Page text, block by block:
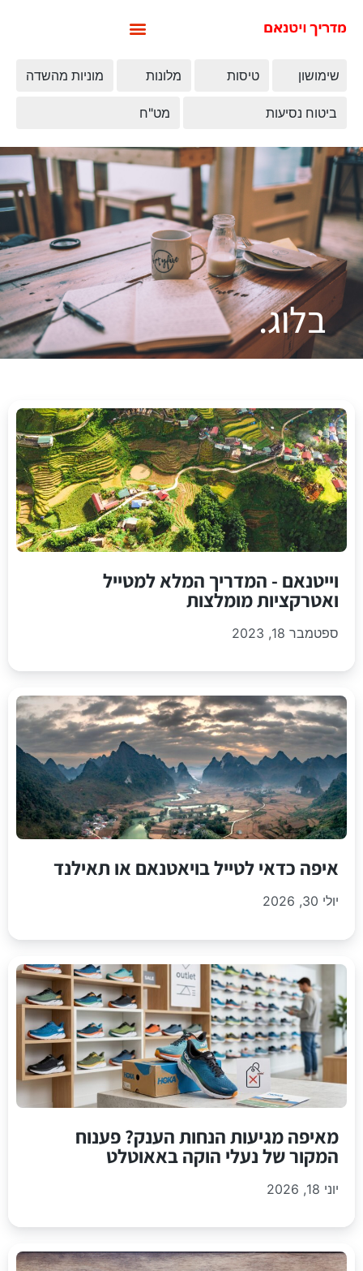
שימושון טיסות מלונות מוניות מהשדה
ביטוח נסיעות מט"ח
בלוג.
וייטנאם - המדריך המלא למטייל
ואטרקציות מומלצות
ספטמבר 18, 2023
איפה כדאי לטייל בויאטנאם או תאילנד
יולי 30, 2026
מאיפה מגיעות הנחות הענק? פענוח
המקור של נעלי הוקה באאוטלט
יוני 18, 2026